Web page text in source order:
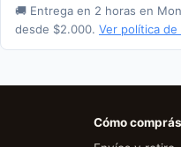
🚚 Entrega en 2 horas en
desde $2.000. Ver política de
Cómo comprás